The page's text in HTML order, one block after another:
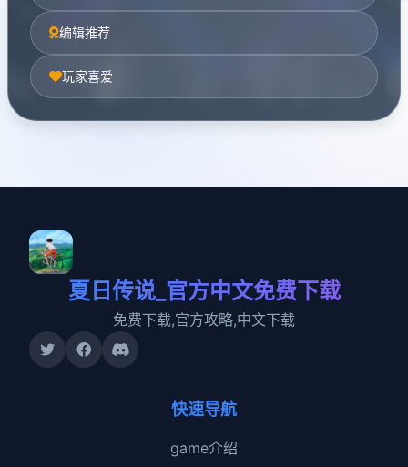
编辑推荐
玩家喜爱
夏日传说_官方中文免费下载
免费下载,官方攻略,中文下载
快速导航
game介绍